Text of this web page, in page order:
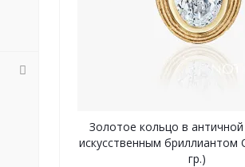
Золотое кольцо в античной
искусственным бриллиантом
гр.)